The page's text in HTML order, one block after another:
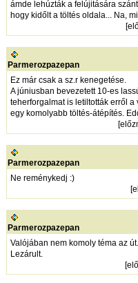
ámde lehúzták a felújitására
hogy kidőlt a töltés oldala... Na,
[
Parmerozpazepan
Ez már csak a sz.r kenegetése.
A júniusban bevezetett 10-es
teherforgalmat is letiltották erről
egy komolyabb töltés-átépítés.
[
Parmerozpazepan
Ne reménykedj :)
[
Parmerozpazepan
Valójában nem komoly téma az
Lezárult.
[